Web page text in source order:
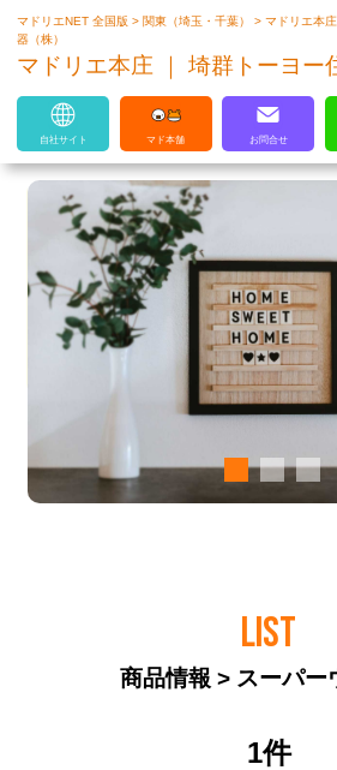
マドリエはLIXILの厳しい基準を
マドリエNET 全国版> 関東（埼玉・千葉）>マドリエ本
器（株）
マドリエ本庄 ｜ 埼群トーヨー
自社サイト マド本舗 お問合せ
LIST
商品情報 > スーパー
1件